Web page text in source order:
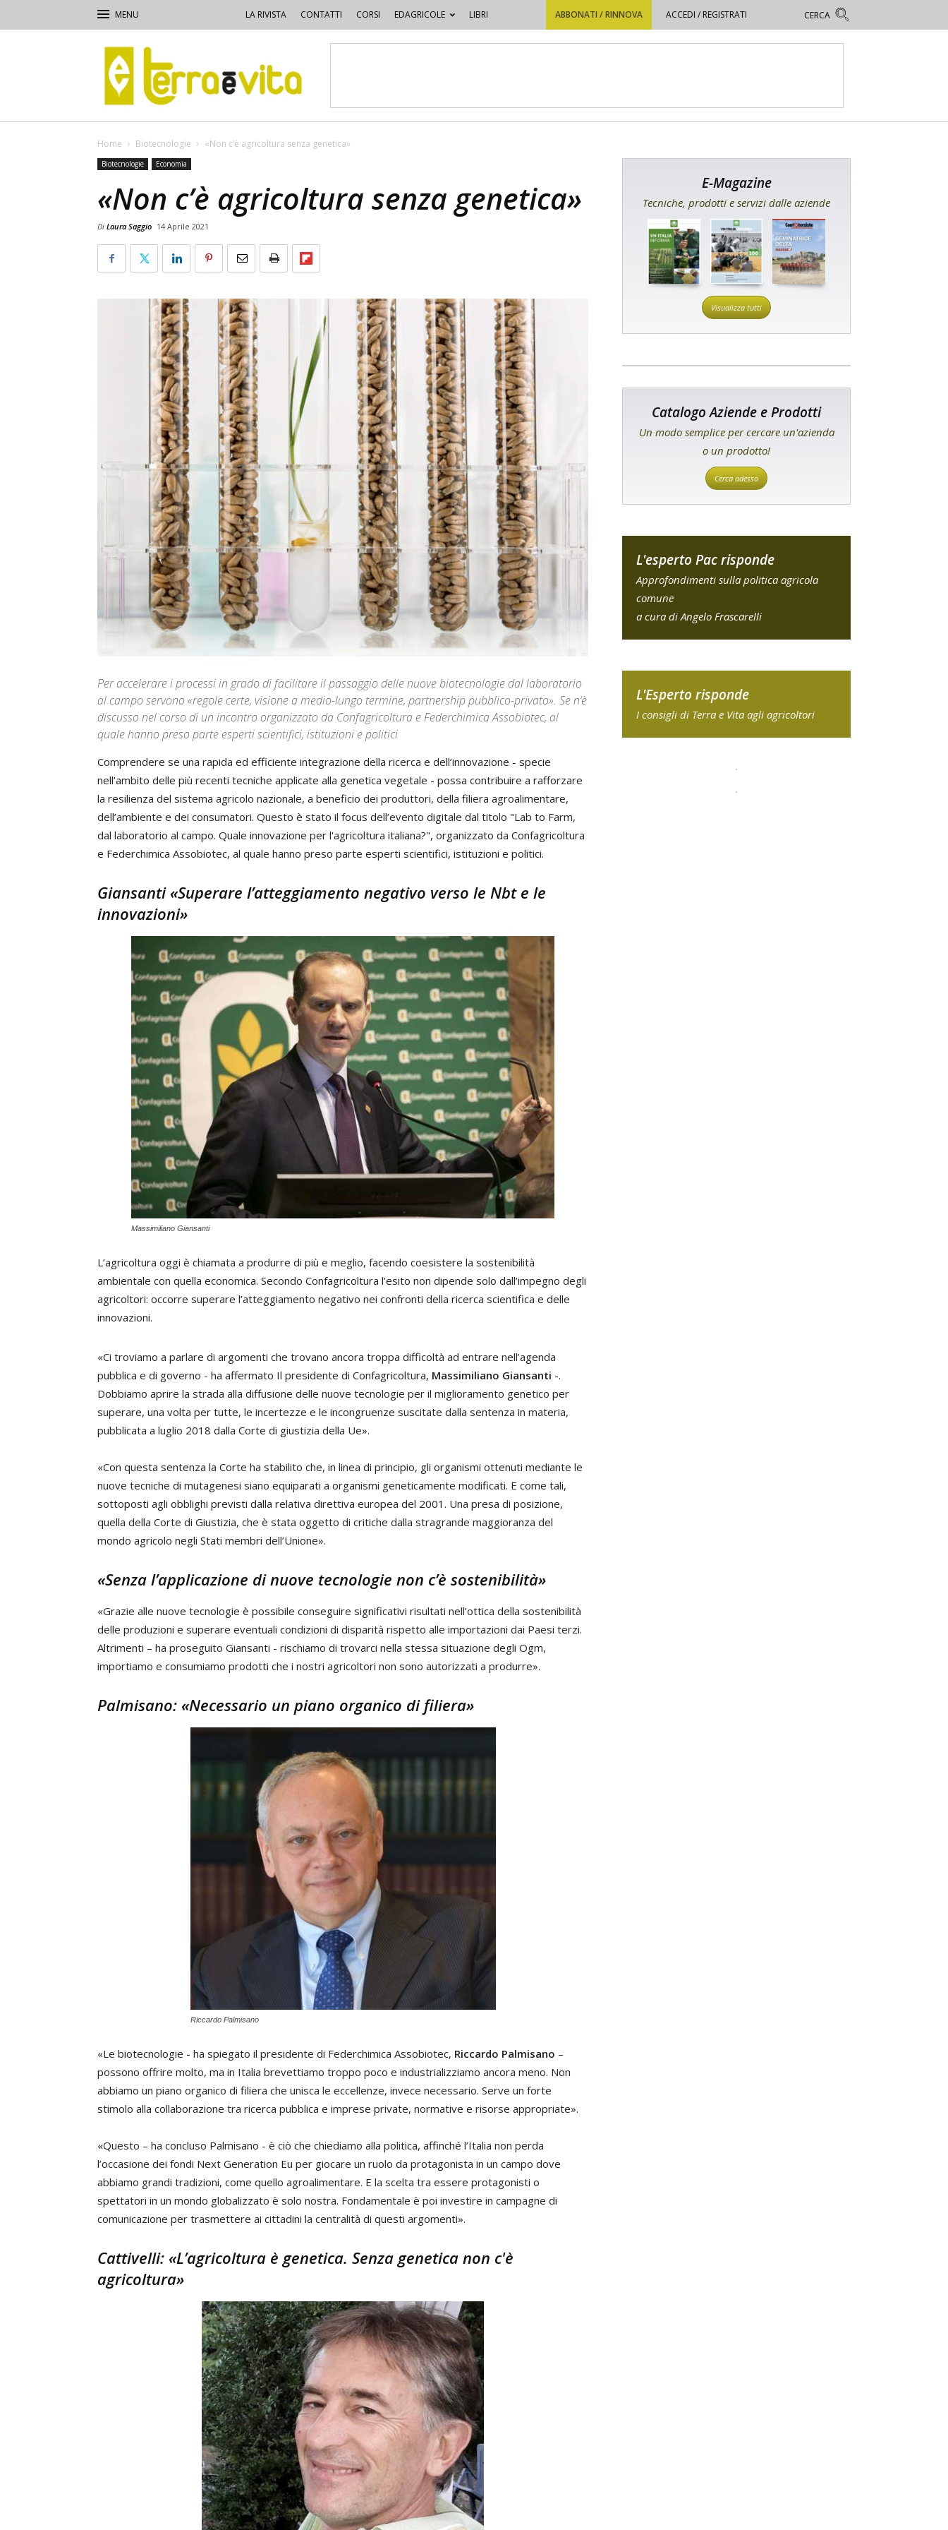
LA RIVISTA CONTATTI CORSI EDAGRICOLE LIBRI ABBONATI / RINNOVA ACCEDI / REGISTRATI
Terra
e
Vita
Home Biotecnologie «Non c’è agricoltura senza genetica»
Biotecnologie Economia
«Non c’è agricoltura senza genetica»
Di Laura Saggio 14 Aprile 2021
Per accelerare i processi in grado di facilitare il passaggio delle nuove biotecnologie dal laboratorio
al campo servono «regole certe, visione a medio-lungo termine, partnership pubblico-privato». Se n’è
discusso nel corso di un incontro organizzato da Confagricoltura e Federchimica Assobiotec, al
quale hanno preso parte esperti scientifici, istituzioni e politici
Comprendere se una rapida ed efficiente integrazione della ricerca e dell’innovazione - specie
nell’ambito delle più recenti tecniche applicate alla genetica vegetale - possa contribuire a rafforzare
la resilienza del sistema agricolo nazionale, a beneficio dei produttori, della filiera agroalimentare,
dell’ambiente e dei consumatori. Questo è stato il focus dell’evento digitale dal titolo "Lab to Farm,
dal laboratorio al campo. Quale innovazione per l'agricoltura italiana?", organizzato da Confagricoltura
e Federchimica Assobiotec, al quale hanno preso parte esperti scientifici, istituzioni e politici.
Giansanti «Superare l’atteggiamento negativo verso le Nbt e le
innovazioni»
Massimiliano Giansanti
L’agricoltura oggi è chiamata a produrre di più e meglio, facendo coesistere la sostenibilità
ambientale con quella economica. Secondo Confagricoltura l’esito non dipende solo dall’impegno degli
agricoltori: occorre superare l’atteggiamento negativo nei confronti della ricerca scientifica e delle
innovazioni.
«Ci troviamo a parlare di argomenti che trovano ancora troppa difficoltà ad entrare nell’agenda
pubblica e di governo - ha affermato Il presidente di Confagricoltura, Massimiliano Giansanti -.
Dobbiamo aprire la strada alla diffusione delle nuove tecnologie per il miglioramento genetico per
superare, una volta per tutte, le incertezze e le incongruenze suscitate dalla sentenza in materia,
pubblicata a luglio 2018 dalla Corte di giustizia della Ue».
«Con questa sentenza la Corte ha stabilito che, in linea di principio, gli organismi ottenuti mediante le
nuove tecniche di mutagenesi siano equiparati a organismi geneticamente modificati. E come tali,
sottoposti agli obblighi previsti dalla relativa direttiva europea del 2001. Una presa di posizione,
quella della Corte di Giustizia, che è stata oggetto di critiche dalla stragrande maggioranza del
mondo agricolo negli Stati membri dell’Unione».
«Senza l’applicazione di nuove tecnologie non c’è sostenibilità»
«Grazie alle nuove tecnologie è possibile conseguire significativi risultati nell’ottica della sostenibilità
delle produzioni e superare eventuali condizioni di disparità rispetto alle importazioni dai Paesi terzi.
Altrimenti – ha proseguito Giansanti - rischiamo di trovarci nella stessa situazione degli Ogm,
importiamo e consumiamo prodotti che i nostri agricoltori non sono autorizzati a produrre».
Palmisano: «Necessario un piano organico di filiera»
Riccardo Palmisano
«Le biotecnologie - ha spiegato il presidente di Federchimica Assobiotec, Riccardo Palmisano –
possono offrire molto, ma in Italia brevettiamo troppo poco e industrializziamo ancora meno. Non
abbiamo un piano organico di filiera che unisca le eccellenze, invece necessario. Serve un forte
stimolo alla collaborazione tra ricerca pubblica e imprese private, normative e risorse appropriate».
«Questo – ha concluso Palmisano - è ciò che chiediamo alla politica, affinché l’Italia non perda
l’occasione dei fondi Next Generation Eu per giocare un ruolo da protagonista in un campo dove
abbiamo grandi tradizioni, come quello agroalimentare. E la scelta tra essere protagonisti o
spettatori in un mondo globalizzato è solo nostra. Fondamentale è poi investire in campagne di
comunicazione per trasmettere ai cittadini la centralità di questi argomenti».
Cattivelli: «L’agricoltura è genetica. Senza genetica non c'è
agricoltura»
E-Magazine
Tecniche, prodotti e servizi dalle aziende
Visualizza tutti
Catalogo Aziende e Prodotti
Un modo semplice per cercare un'azienda
o un prodotto!
Cerca adesso
L'esperto Pac risponde
Approfondimenti sulla politica agricola
comune
a cura di Angelo Frascarelli
L'Esperto risponde
I consigli di Terra e Vita agli agricoltori